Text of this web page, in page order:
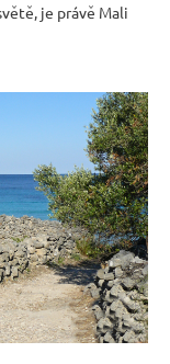
je právě Mali